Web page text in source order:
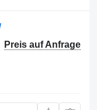
Preis auf Anfrage